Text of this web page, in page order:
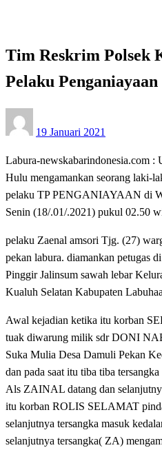
Tim Reskrim Polsek
Pelaku Penganiayaan
on
19 Januari 2021
Labura-newskabarindonesia.com :
Hulu mengamankan seorang laki-
pelaku TP PENGANIAYAAN di
Senin (18/.01/.2021) pukul 02.50
pelaku Zaenal amsori Tjg. (27)
pekan labura. diamankan petugas di
Pinggir Jalinsum sawah lebar
Kualuh Selatan Kabupaten
Awal kejadian ketika itu korban
tuak diwarung milik sdr DONI
Suka Mulia Desa Damuli Pekan
dan pada saat itu tiba tiba
Als ZAINAL datang dan
itu korban ROLIS SELAMAT
selanjutnya tersangka masuk
selanjutnya tersangka( ZA)